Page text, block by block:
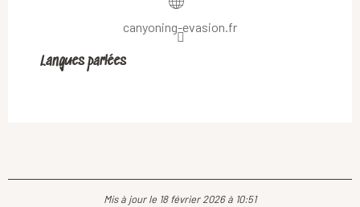
canyoning-evasion.fr
Langues parlées
Langues parlées
Mis à jour le 18 février 2026 à 10:51